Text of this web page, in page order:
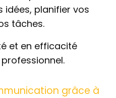
idées, planifier vos
tâches.
et en efficacité
grâce à